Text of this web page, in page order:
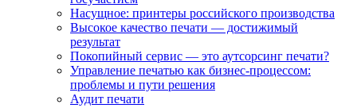
Насущное: принтеры российского производства
Высокое качество печати — достижимый
результат
Покопийный сервис — это аутсорсинг печати?
Управление печатью как бизнес-процессом:
проблемы и пути решения
Аудит печати